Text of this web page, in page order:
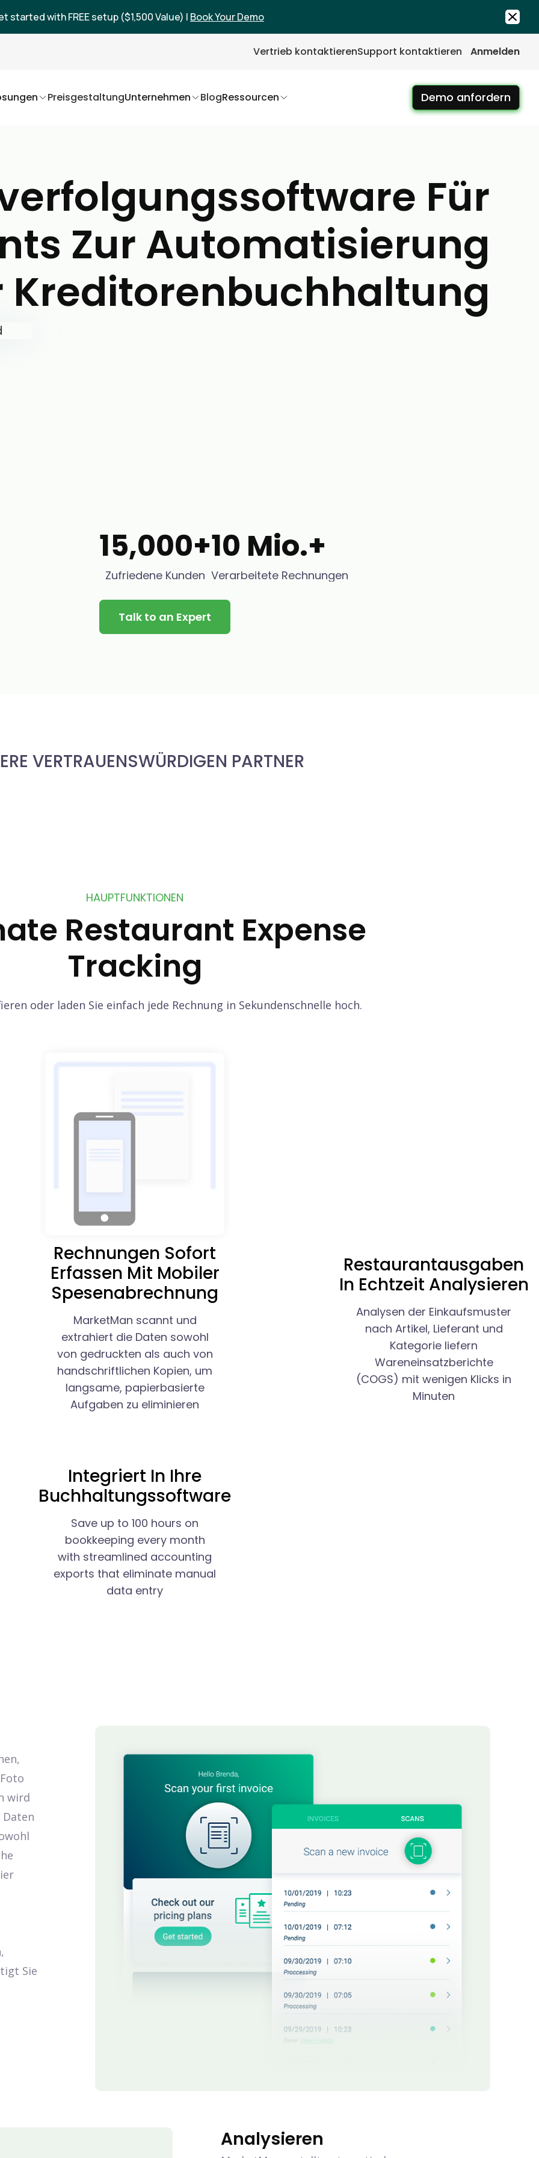
started with FREE setup ($1,500 Value) | Book Your Demo
Vertrieb kontaktierenSupport kontaktieren Anmelden
PreisgestaltungUnternehmen BlogRessourcen Demo anfordern
Für
Zur Automatisierung
Kreditorenbuchhaltung
15,000+
Zufriedene Kunden
10 Mio.+
Verarbeitete Rechnungen
Talk to an Expert
VERTRAUENSWÜRDIGEN PARTNER
HAUPTFUNKTIONEN
Restaurant Expense
Tracking
oder laden Sie einfach jede Rechnung in Sekundenschnelle hoch.
Rechnungen Sofort
Erfassen Mit Mobiler
Spesenabrechnung
MarketMan scannt und
extrahiert die Daten sowohl
von gedruckten als auch von
handschriftlichen Kopien, um
langsame, papierbasierte
Aufgaben zu eliminieren
Integriert In Ihre
Buchhaltungssoftware
Save up to 100 hours on
bookkeeping every month
with streamlined accounting
exports that eliminate manual
data entry
Restaurantausgaben
In Echtzeit Analysieren
Analysen der Einkaufsmuster
nach Artikel, Lieferant und
Kategorie liefern
Wareneinsatzberichte
(COGS) mit wenigen Klicks in
Minuten
wird
Sie
Analysieren